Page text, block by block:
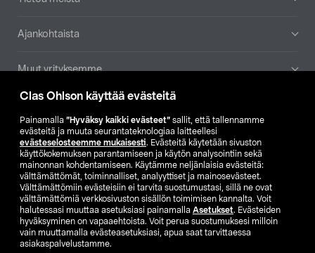
Clas Ohlson käyttää evästeitä
Painamalla ”Hyväksy kaikki evästeet” sallit, että tallennamme
evästeitä ja muuta seurantateknologiaa laitteellesi
evästeselosteemme mukaisesti. Evästeitä käytetään sivuston
käyttökokemuksen parantamiseen ja käytön analysointiin sekä
mainonnan kohdentamiseen. Käytämme neljänlaisia evästeitä:
välttämättömät, toiminnalliset, analyyttiset ja mainosevästeet.
Välttämättömiin evästeisiin ei tarvita suostumustasi, sillä ne ovat
välttämättömiä verkkosivuston sisällön toimimisen kannalta. Voit
halutessasi muuttaa asetuksiasi painamalla Asetukset. Evästeiden
hyväksyminen on vapaaehtoista. Voit perua suostumuksesi milloin
vain muuttamalla evästeasetuksiasi, apua saat tarvittaessa
asiakaspalvelustamme.
Ajankohtaista
Muut yrityksemme
Etsi myymälä
SE NO FI
FI SV